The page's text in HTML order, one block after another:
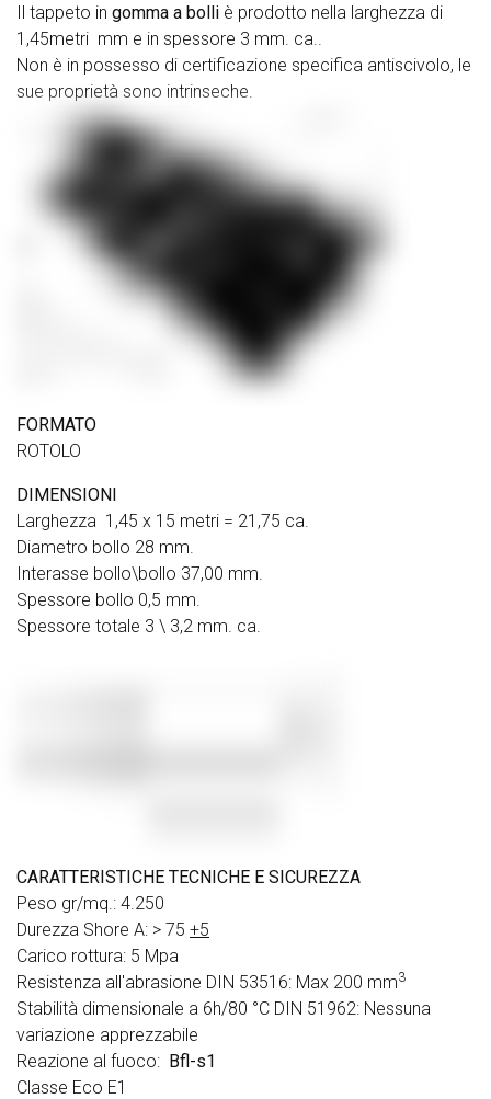
Il tappeto in gomma a bolli è prodotto nella larghezza di
1,45metri mm e in spessore 3 mm. ca..
Non è in possesso di certificazione specifica antiscivolo, le
sue proprietà sono intrinseche.
FORMATO
ROTOLO
DIMENSIONI
Larghezza 1,45 x 15 metri = 21,75 ca.
Diametro bollo 28 mm.
Interasse bollo\bollo 37,00 mm.
Spessore bollo 0,5 mm.
Spessore totale 3 \ 3,2 mm. ca.
CARATTERISTICHE TECNICHE E SICUREZZA
Peso gr/mq.: 4.250
Durezza Shore A: > 75 +5
Carico rottura: 5 Mpa
Resistenza all'abrasione DIN 53516: Max 200 mm3
Stabilità dimensionale a 6h/80 °C DIN 51962: Nessuna
variazione apprezzabile
Reazione al fuoco: Bfl-s1
Classe Eco E1